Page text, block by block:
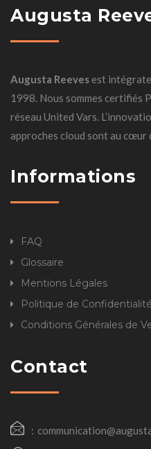
Augusta
Augusta Reeves est
1998. Nous sommes certifiés
réseau United Vars.
approches cloud sont au cœur
Informations
FAQ
Glossaire
Mentions Légales
Politique de Confidentialité
Conditions Générales de
Contact